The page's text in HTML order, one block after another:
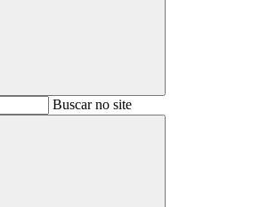
BuscarBuscar no site